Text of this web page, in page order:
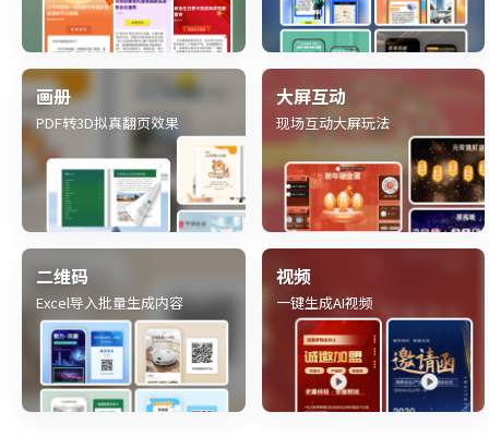
画册
PDF转3D拟真翻页效果
大屏互动
现场互动大屏玩法
二维码
Excel导入批量生成内容
视频
一键生成AI视频